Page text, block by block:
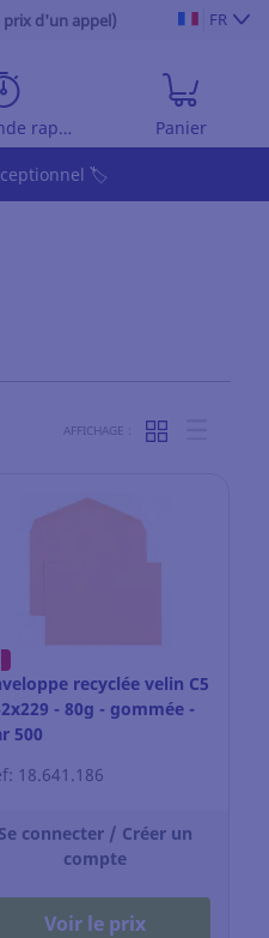
prix d'un appel) FR
Commande rapide Panier
🏷️
AFFICHAGE :
recyclée velin C5
- 80g - gommée -
500
18.641.186
Se connecter / Créer un
compte
Voir le prix